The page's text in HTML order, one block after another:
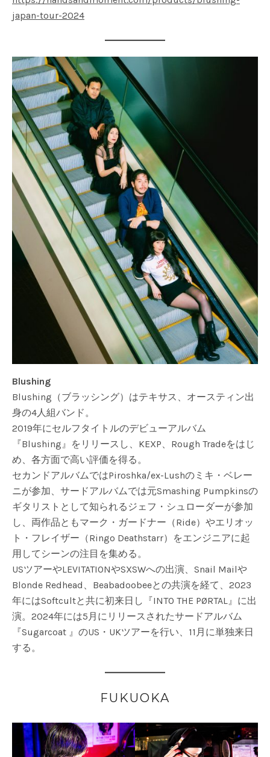
japan-tour-2024
Blushing
Blushing（ブラッシング）はテキサス、オースティン出
身の4人組バンド。
2019年にセルフタイトルのデビューアルバム
『Blushing』をリリースし、KEXP、Rough Tradeをはじ
め、各方面で高い評価を得る。
セカンドアルバムではPiroshka/ex-Lushのミキ・ベレー
ニが参加、サードアルバムでは元Smashing Pumpkinsの
ギタリストとして知られるジェフ・シュローダーが参加
し、両作品ともマーク・ガードナー（Ride）やエリオッ
ト・フレイザー（Ringo Deathstarr）をエンジニアに起
用してシーンの注目を集める。
USツアーやLEVITATIONやSXSWへの出演、Snail Mailや
Blonde Redhead、Beabadoobeeとの共演を経て、2023
年にはSoftcultと共に初来日し『INTO THE PØRTAL』に出
演。2024年には5月にリリースされたサードアルバム
『Sugarcoat 』のUS・UKツアーを行い、11月に単独来日
する。
FUKUOKA